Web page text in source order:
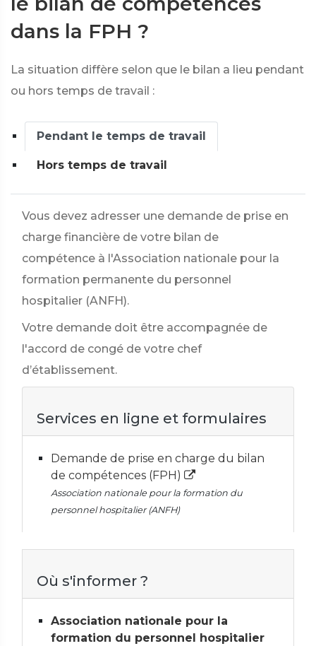
dans la FPH ?
La situation diffère selon que le bilan a lieu pendant
ou hors temps de travail :
Pendant le temps de travail
Hors temps de travail
Vous devez adresser une demande de prise en
charge financière de votre bilan de
compétence à l'Association nationale pour la
formation permanente du personnel
hospitalier (ANFH).
Votre demande doit être accompagnée de
l'accord de congé de votre chef
d’établissement.
Services en ligne et formulaires
Demande de prise en charge du bilan
de compétences (FPH)
Association nationale pour la formation du
personnel hospitalier (ANFH)
Où s'informer ?
Association nationale pour la
formation du personnel hospitalier